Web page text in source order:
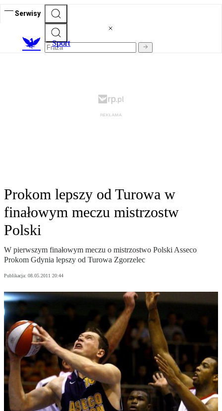
Serwisy
Sport
Prokom lepszy od Turowa w
finałowym meczu mistrzostw
Polski
W pierwszym finałowym meczu o mistrzostwo Polski Asseco
Prokom Gdynia lepszy od Turowa Zgorzelec
Publikacja: 08.05.2011 20:44